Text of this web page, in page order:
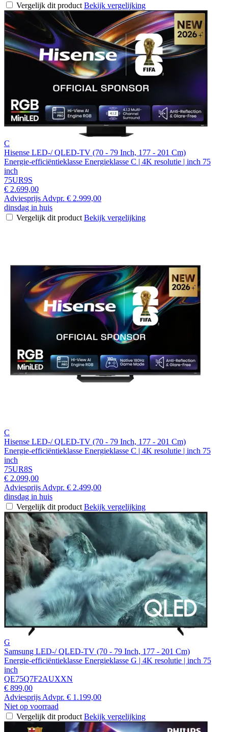
Vergelijk dit product Bekijk vergelijking
C
Hisense LED-/ QLED-TV (70 - 79 Inch, 177 - 201 Cm)
Energie-efficiëntieklasse Energieklasse C | 4K resolutie | inch 75
inch
75UR9S
€ 2.699,00
Adviesprijs Advpr. € 2.999,00
dinsdag in huis
Vergelijk dit product Bekijk vergelijking
C
Hisense LED-/ QLED-TV (70 - 79 Inch, 177 - 201 Cm)
Energie-efficiëntieklasse Energieklasse C | 4K resolutie | inch 75
inch
75UR8S
€ 2.099,00
Adviesprijs Advpr. € 2.499,00
dinsdag in huis
Vergelijk dit product Bekijk vergelijking
G
Samsung LED-/ QLED-TV (70 - 79 Inch, 177 - 201 Cm)
Energie-efficiëntieklasse Energieklasse G | 4K resolutie | inch 75
inch
QE75Q7F2AUXXN
€ 899,00
Adviesprijs Advpr. € 1.199,00
Niet op voorraad
Vergelijk dit product Bekijk vergelijking